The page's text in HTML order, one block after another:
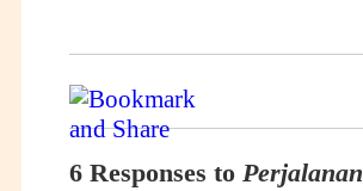
6 Responses to